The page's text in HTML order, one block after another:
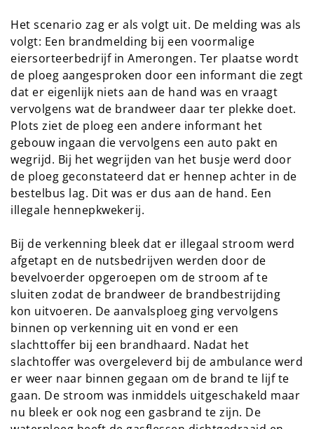
Het scenario zag er als volgt uit. De melding was als
volgt: Een brandmelding bij een voormalige
eiersorteerbedrijf in Amerongen. Ter plaatse wordt
de ploeg aangesproken door een informant die zegt
dat er eigenlijk niets aan de hand was en vraagt
vervolgens wat de brandweer daar ter plekke doet.
Plots ziet de ploeg een andere informant het
gebouw ingaan die vervolgens een auto pakt en
wegrijd. Bij het wegrijden van het busje werd door
de ploeg geconstateerd dat er hennep achter in de
bestelbus lag. Dit was er dus aan de hand. Een
illegale hennepkwekerij.
Bij de verkenning bleek dat er illegaal stroom werd
afgetapt en de nutsbedrijven werden door de
bevelvoerder opgeroepen om de stroom af te
sluiten zodat de brandweer de brandbestrijding
kon uitvoeren. De aanvalsploeg ging vervolgens
binnen op verkenning uit en vond er een
slachttoffer bij een brandhaard. Nadat het
slachtoffer was overgeleverd bij de ambulance werd
er weer naar binnen gegaan om de brand te lijf te
gaan. De stroom was inmiddels uitgeschakeld maar
nu bleek er ook nog een gasbrand te zijn. De